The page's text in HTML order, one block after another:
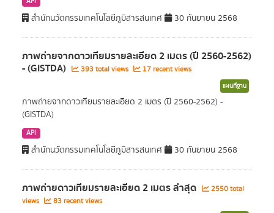
สำนักนวัตกรรมเทคโนโลยีภูมิสารสนเทศ 30 กันยายน 2568
ภาพถ่ายจากดาวเทียมรายละเอียด 2 เมตร (ปี 2560-2562)
- (GISTDA) 393 total views 17 recent views
แผนที่ฐาน
ภาพถ่ายจากดาวเทียมรายละเอียด 2 เมตร (ปี 2560-2562) -
(GISTDA)
API
สำนักนวัตกรรมเทคโนโลยีภูมิสารสนเทศ 30 กันยายน 2568
ภาพถ่ายดาวเทียมรายละเอียด 2 เมตร ล่าสุด
2550 total
views
83 recent views